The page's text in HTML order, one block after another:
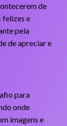
de
felizes e
pela
de apreciar e
para
onde
imagens e